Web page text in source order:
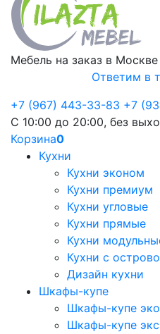
Мебель на заказ в
Ответим в
+7 (967) 443-33-83 +7
С 10:00 до 20:00, без
Корзина0
Кухни
Кухни эконом
Кухни премиум
Кухни угловые
Кухни прямые
Кухни
Кухни с
Дизайн кухни
Шкафы-купе
Шкафы-купе
Шкафы-купе